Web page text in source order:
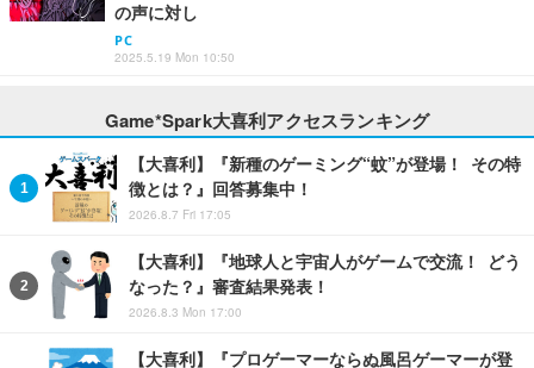
の声に対し
PC
2025.5.19 Mon 10:50
Game*Spark大喜利アクセスランキング
【大喜利】『新種のゲーミング“蚊”が登場！ その特
徴とは？』回答募集中！
2026.8.7 Fri 17:05
【大喜利】『地球人と宇宙人がゲームで交流！ どう
なった？』審査結果発表！
2026.8.3 Mon 17:00
【大喜利】『プロゲーマーならぬ風呂ゲーマーが登